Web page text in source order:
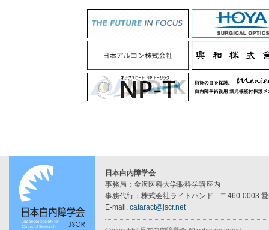
日本白内障学会
事務局：金沢医科大学眼科学講座内
事務代行：株式会社ライトハンド 〒460-0003
E-mail. cataract@jscr.net